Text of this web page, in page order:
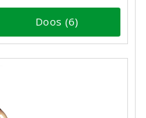
Doos (6)